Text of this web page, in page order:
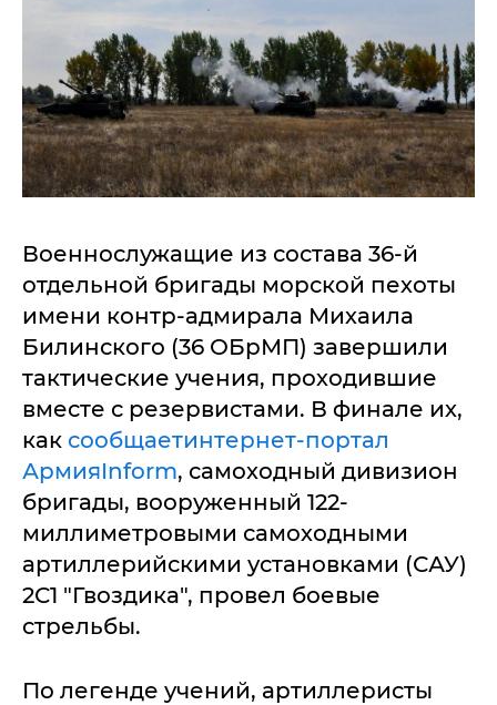
Военнослужащие из состава 36-й
отдельной бригады морской пехоты
имени контр-адмирала Михаила
Билинского (36 ОБрМП) завершили
тактические учения, проходившие
вместе с резервистами. В финале их,
как сообщаетинтернет-портал
АрмияInform, самоходный дивизион
бригады, вооруженный 122-
миллиметровыми самоходными
артиллерийскими установками (САУ)
2С1 "Гвоздика", провел боевые
стрельбы.
По легенде учений, артиллеристы